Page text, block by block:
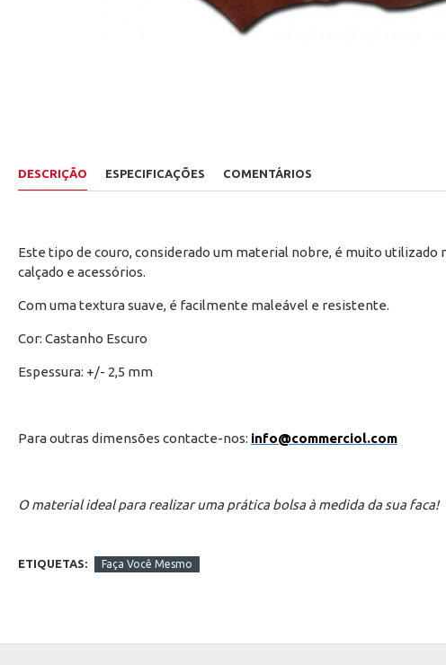
DESCRIÇÃO ESPECIFICAÇÕES COMENTÁRIOS
Este tipo de couro, considerado um material nobre, é muito utilizado
calçado e acessórios.
Com uma textura suave, é facilmente maleável e resistente.
Cor: Castanho Escuro
Espessura: +/- 2,5 mm
Para outras dimensões contacte-nos: info@commerciol.com
O material ideal para realizar uma prática bolsa à medida da sua faca!
ETIQUETAS: Faça Você Mesmo